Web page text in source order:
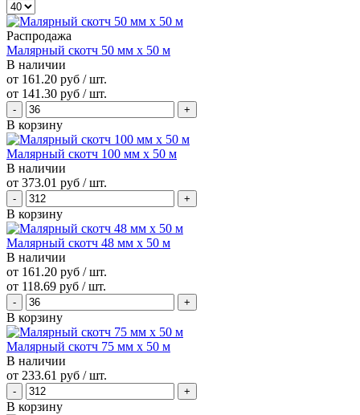
Распродажа
Малярный скотч 50 мм х 50 м
В наличии
от 161.20 руб / шт.
от 141.30 руб / шт.
В корзину
Малярный скотч 100 мм х 50 м
В наличии
от 373.01 руб / шт.
В корзину
Малярный скотч 48 мм х 50 м
В наличии
от 161.20 руб / шт.
от 118.69 руб / шт.
В корзину
Малярный скотч 75 мм х 50 м
В наличии
от 233.61 руб / шт.
В корзину